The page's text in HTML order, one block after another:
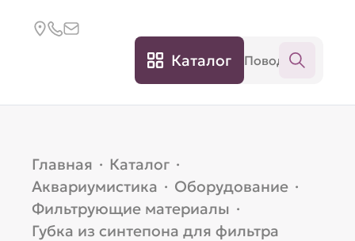
Каталог
Главная · Каталог ·
Аквариумистика · Оборудование ·
Фильтрующие материалы ·
Губка из синтепона для фильтра